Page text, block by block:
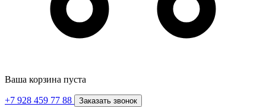
Ваша корзина пуста
+7 928 459 77 88 Заказать звонок